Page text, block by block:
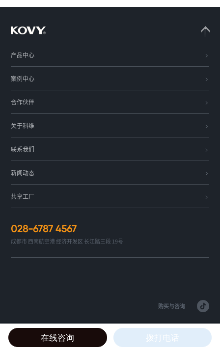
产品中心
案例中心
合作伙伴
关于科维
联系我们
新闻动态
共享工厂
028-6787 4567
成都市 西南航空港 经济开发区 长江路三段 19号
购买与咨询
©2021 四川科维实业有限责任公司版权所有蜀ICP备12014046号-1
KomaDesign
在线咨询 拨打电话